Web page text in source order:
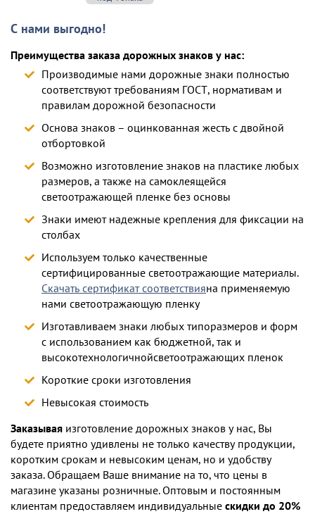
С нами выгодно!
Преимущества заказа дорожных знаков у нас:
Производимые нами дорожные знаки полностью
соответствуют требованиям ГОСТ, нормативам и
правилам дорожной безопасности
Основа знаков – оцинкованная жесть с двойной
отбортовкой
Возможно изготовление знаков на пластике любых
размеров, а также на самоклеящейся
светоотражающей пленке без основы
Знаки имеют надежные крепления для фиксации на
столбах
Используем только качественные
сертифицированные светоотражающие материалы.
Скачать сертификат соответствияна применяемую
нами светоотражающую пленку
Изготавливаем знаки любых типоразмеров и форм
с использованием как бюджетной, так и
высокотехнологичнойсветоотражающих пленок
Короткие сроки изготовления
Невысокая стоимость
Заказывая изготовление дорожных знаков у нас, Вы
будете приятно удивлены не только качеству продукции,
коротким срокам и невысоким ценам, но и удобству
заказа. Обращаем Ваше внимание на то, что цены в
магазине указаны розничные. Оптовым и постоянным
клиентам предоставляем индивидуальные скидки до 20%